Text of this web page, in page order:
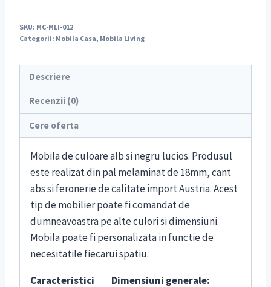
SKU: MC-MLI-012
Categorii: Mobila Casa, Mobila Living
Descriere
Recenzii (0)
Cere oferta
Mobila de culoare alb si negru lucios. Produsul
este realizat din pal melaminat de 18mm, cant
abs si feronerie de calitate import Austria. Acest
tip de mobilier poate fi comandat de
dumneavoastra pe alte culori si dimensiuni.
Mobila poate fi personalizata in functie de
necesitatile fiecarui spatiu.
Caracteristici
Dimensiuni generale: